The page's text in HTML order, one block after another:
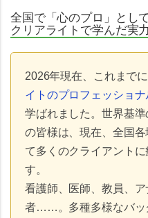
全国で「心のプロ」とし
クリアライトで学んだ実
2026年現在、これまで
イトのプロフェッショナ
学ばれました。世界基
の皆様は、現在、全国
て多くのクライアント
す。
看護師、医師、教員、
者…… 。多種多様なバ